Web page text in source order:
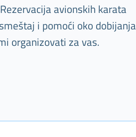
avionskih karata
i pomoći oko dobijanja
organizovati za vas.